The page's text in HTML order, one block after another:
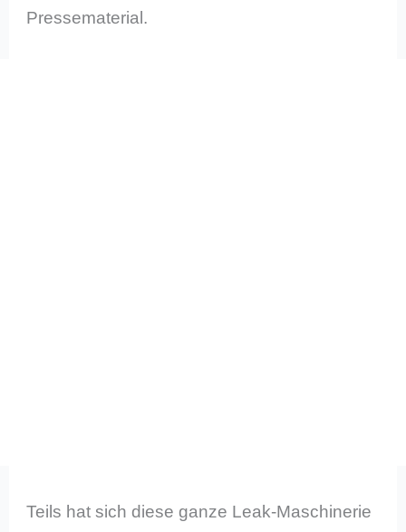
Pressematerial.
Teils hat sich diese ganze Leak-Maschinerie